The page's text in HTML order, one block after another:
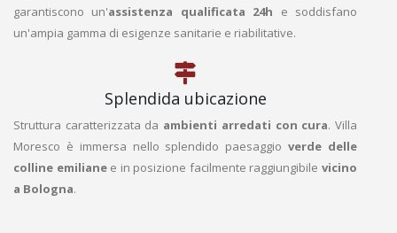
garantiscono un'assistenza qualificata 24h e soddisfano
un'ampia gamma di esigenze sanitarie e riabilitative.
Splendida ubicazione
Struttura caratterizzata da ambienti arredati con cura. Villa
Moresco è immersa nello splendido paesaggioverde delle
colline emilianee in posizione facilmente raggiungibilevicino
a Bologna.